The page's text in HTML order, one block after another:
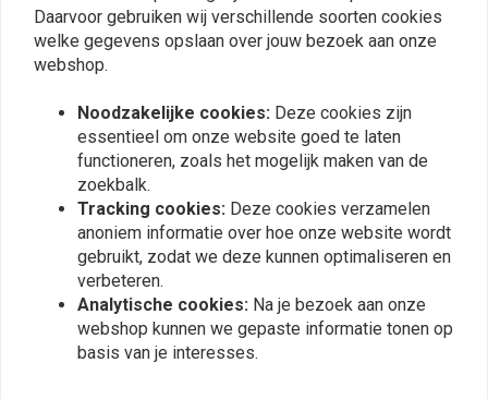
Mark
aansluitschema vinden? Er zat bij mij geen
beschrijving bij.
Read more...
Read more...
Daarvoor gebruiken wij verschillende soorten cookies
welke gegevens opslaan over jouw bezoek aan onze
webshop.
Noodzakelijke cookies: Deze cookies zijn
essentieel om onze website goed te laten
functioneren, zoals het mogelijk maken van de
zoekbalk.
Tracking cookies: Deze cookies verzamelen
anoniem informatie over hoe onze website wordt
gebruikt, zodat we deze kunnen optimaliseren en
verbeteren.
Analytische cookies: Na je bezoek aan onze
webshop kunnen we gepaste informatie tonen op
basis van je interesses.